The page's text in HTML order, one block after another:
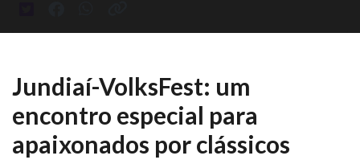
Jundiaí-VolksFest: um
encontro especial para
apaixonados por clássicos